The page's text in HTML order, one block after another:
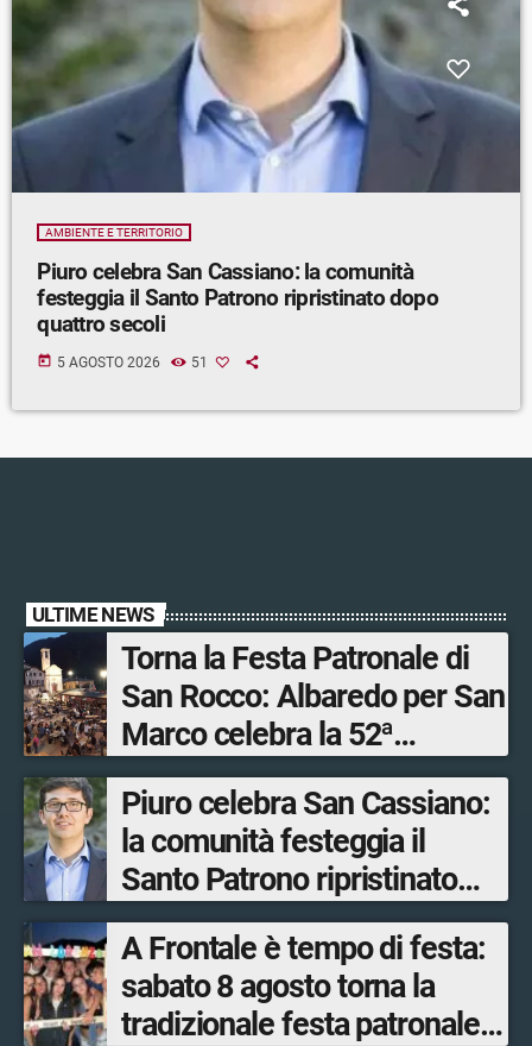
AMBIENTE E TERRITORIO
Piuro celebra San Cassiano: la comunità
festeggia il Santo Patrono ripristinato dopo
quattro secoli
today 5 AGOSTO 2026 51
ULTIME NEWS
Torna la Festa Patronale di
San Rocco: Albaredo per San
Marco celebra la 52ª
edizione della sua
manifestazione più sentita
Piuro celebra San Cassiano:
la comunità festeggia il
Santo Patrono ripristinato
dopo quattro secoli
A Frontale è tempo di festa:
sabato 8 agosto torna la
tradizionale festa patronale